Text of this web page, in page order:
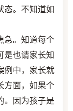
态。不知道如
急。知道每个
是也请家长知
例中，家长就
方面，如果个
。因为孩子是